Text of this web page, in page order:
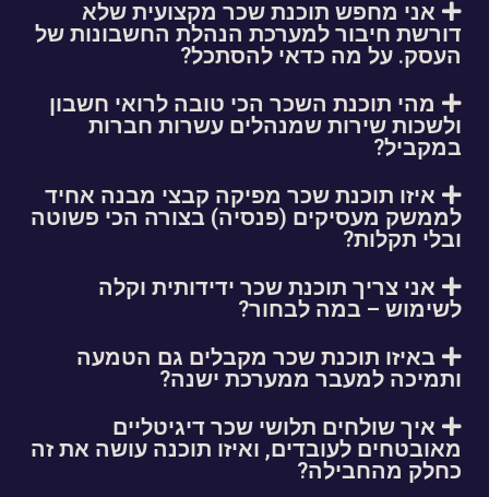
אני מחפש תוכנת שכר מקצועית שלא
דורשת חיבור למערכת הנהלת החשבונות של
העסק. על מה כדאי להסתכל?
מהי תוכנת השכר הכי טובה לרואי חשבון
ולשכות שירות שמנהלים עשרות חברות
במקביל?
איזו תוכנת שכר מפיקה קבצי מבנה אחיד
לממשק מעסיקים (פנסיה) בצורה הכי פשוטה
ובלי תקלות?
אני צריך תוכנת שכר ידידותית וקלה
לשימוש – במה לבחור?
באיזו תוכנת שכר מקבלים גם הטמעה
ותמיכה למעבר ממערכת ישנה?
איך שולחים תלושי שכר דיגיטליים
מאובטחים לעובדים, ואיזו תוכנה עושה את זה
כחלק מהחבילה?